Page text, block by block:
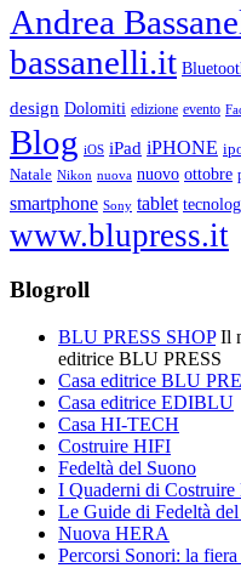
Andrea
bassanelli.it
design Dolomiti edizione evento
Blog iOS iPad iPHONE
Natale Nikon nuova nuovo ottobre
smartphone Sony tablet
www.blupress.it
Blogroll
BLU PRESS SHOPIl
editrice BLU PRESS
Casa editrice BLU
Casa editrice EDIBLU
Casa HI-TECH
Costruire HIFI
Fedeltà del Suono
I Quaderni di
Le Guide di Fedeltà
Nuova HERA
Percorsi Sonori: la